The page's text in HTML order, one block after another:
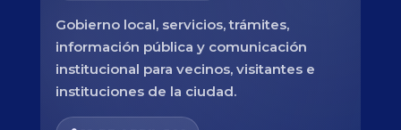
Gobierno local, servicios, trámites,
información pública y comunicación
institucional para vecinos, visitantes e
instituciones de la ciudad.